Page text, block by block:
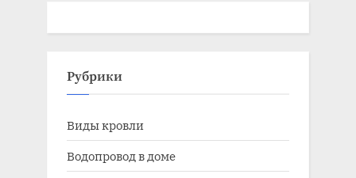
Рубрики
Виды кровли
Водопровод в доме